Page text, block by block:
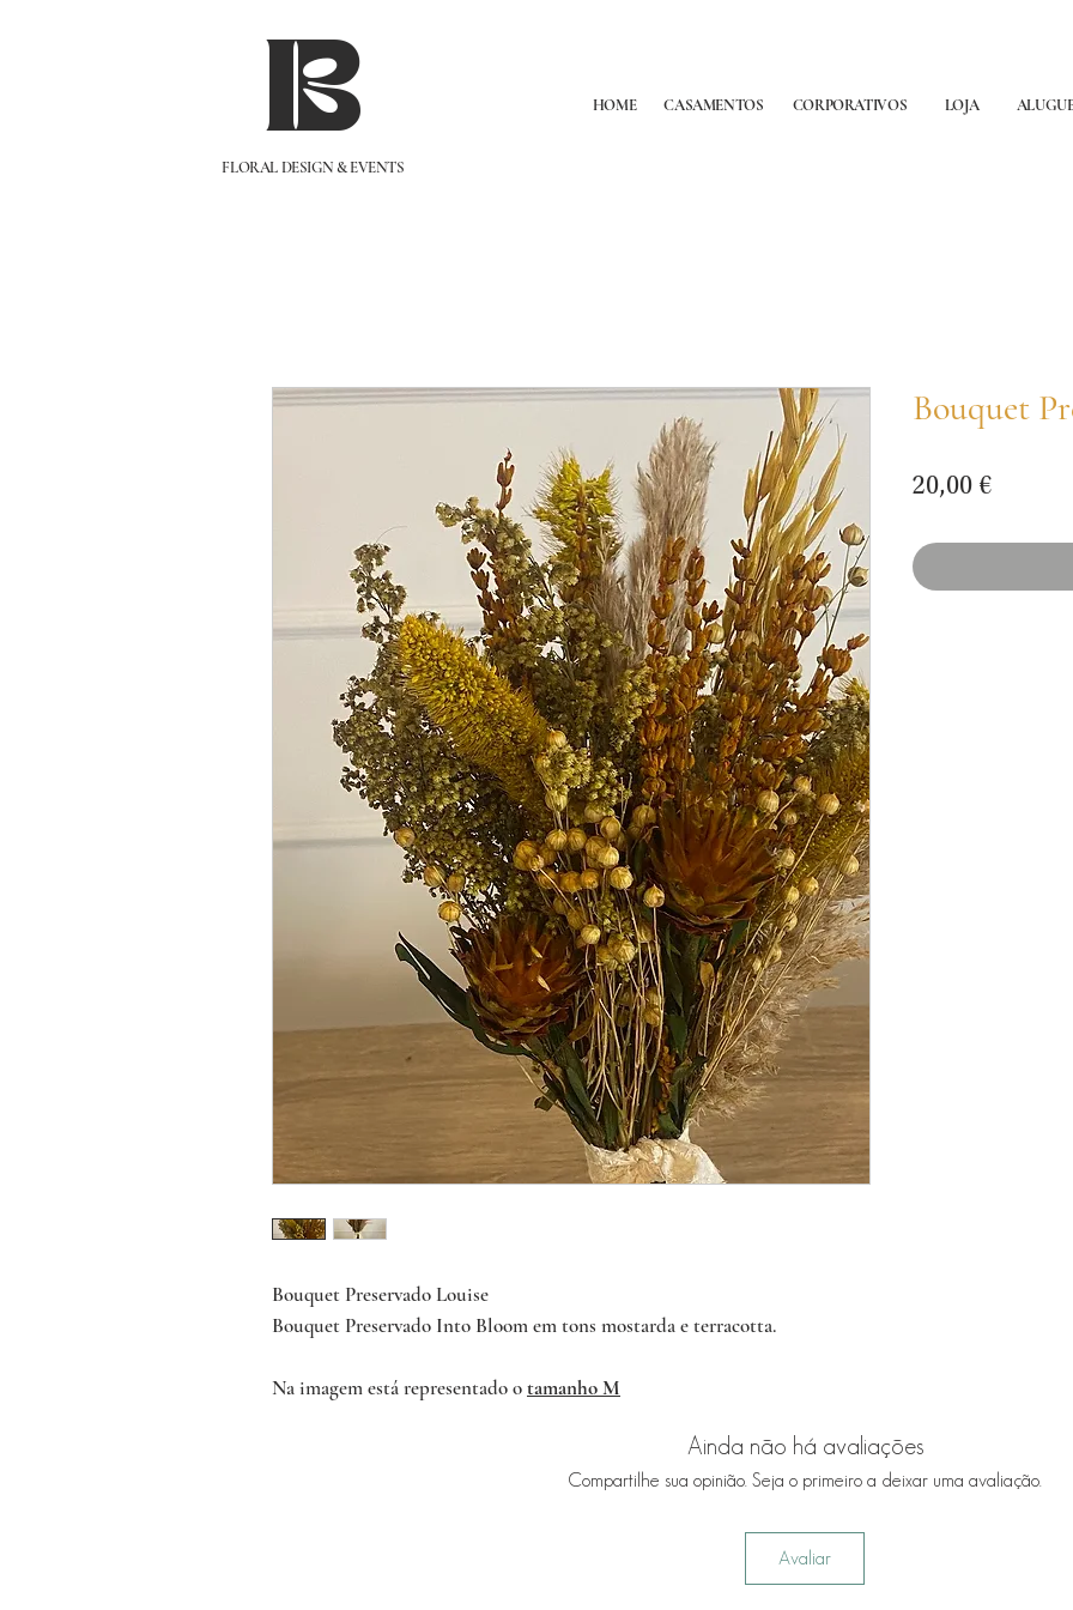
IB
FLORAL DESIGN & EVENTS
HOME CASAMENTOS CORPORATIVOS LOJA
Bouquet Preservado Louise
Bouquet Preservado Into Bloom em tons mostarda e terracotta.
Na imagem está representado otamanho M
Bouquet
20,00 €Preço
Ainda não há avaliações
Compartilhe sua opinião. Seja o primeiro a deixar uma avaliação.
Avaliar